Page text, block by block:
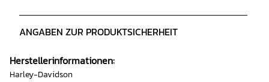
ANGABEN ZUR PRODUKTSICHERHEIT
Herstellerinformationen:
Harley-Davidson